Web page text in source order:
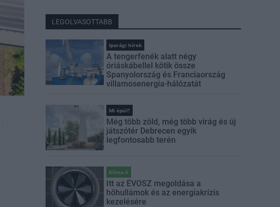
LEGOLVASOTTABB
Iparági hírek
A tengerfenék alatt négy
óriáskábellel kötik össze
Spanyolország és Franciaország
villamosenergia-hálózatát
Mi épül?
Még több zöld, még több virág és új
játszótér Debrecen egyik
legfontosabb terén
Klíma-X
Itt az ÉVOSZ megoldása a
hőhullámok és az energiakrízis
kezelésére